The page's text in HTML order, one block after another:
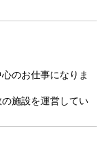
のお仕事になりま
施設を運営してい